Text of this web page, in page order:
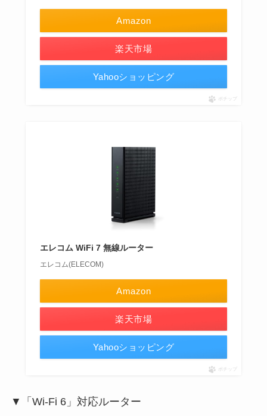
Amazon
楽天市場
Yahooショッピング
ポチップ
エレコム WiFi 7 無線ルーター
エレコム(ELECOM)
Amazon
楽天市場
Yahooショッピング
ポチップ
▼「Wi-Fi 6」対応ルーター